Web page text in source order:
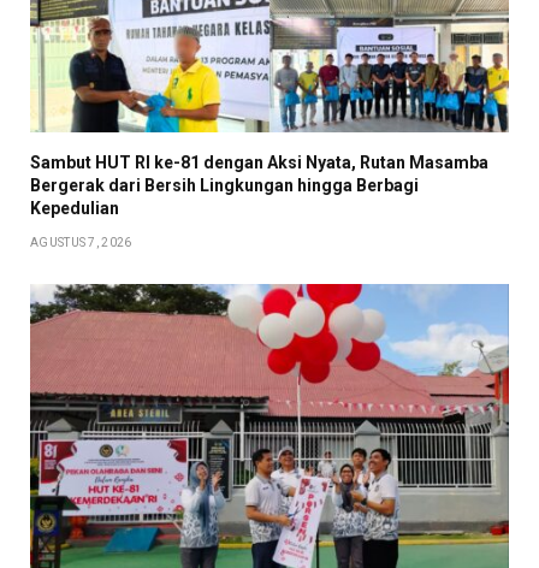
Sambut HUT RI ke-81 dengan Aksi Nyata, Rutan Masamba
Bergerak dari Bersih Lingkungan hingga Berbagi
Kepedulian
AGUSTUS 7, 2026